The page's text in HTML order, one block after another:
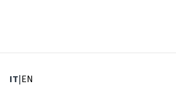
IT: Lingua corrente
|EN